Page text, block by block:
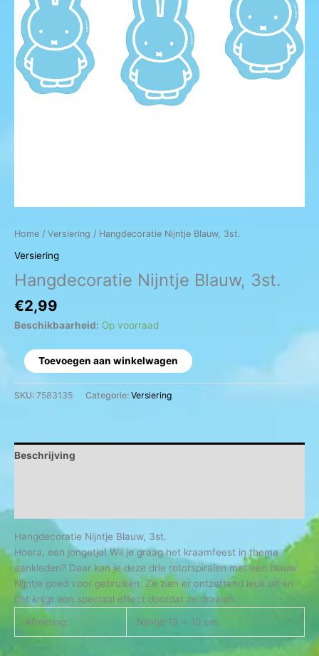
Home / Versiering / Hangdecoratie Nijntje Blauw, 3st.
Versiering
Hangdecoratie Nijntje Blauw, 3st.
€2,99
Beschikbaarheid: Op voorraad
Toevoegen aan winkelwagen
SKU: 7583135 Categorie: Versiering
Beschrijving
Hangdecoratie Nijntje Blauw, 3st.
Hoera, een jongetje! Wil je graag het kraamfeest in thema
aankleden? Daar kan je deze drie rotorspiralen met een blauw
Nijntje goed voor gebruiken. Ze zien er ontzettend leuk uit en
het krijgt een speciaal effect doordat ze draaien.
Afmeting:
Nijntje 19 x 10 cm